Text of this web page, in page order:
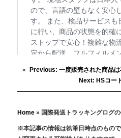
« Previous: 一度販売された商品
Next: HSコー
Home» 国際発送トラッキングログ
※本記事の情報は執筆日時点のもの